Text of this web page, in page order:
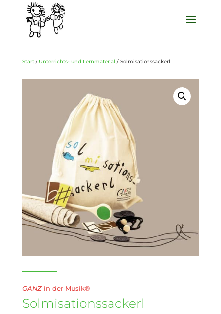
Start/ Unterrichts- und Lernmaterial / Solmisationssackerl
GANZin der Musik®
Solmisationssackerl